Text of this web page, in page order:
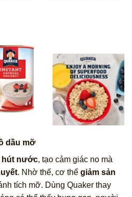
dầu mỡ
hút nước, tạo cảm giác no mà
. Nhờ thế, cơ thể giảm sản
tích mỡ. Dùng Quaker thay